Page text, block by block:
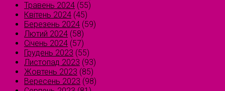
Травень 2024 (55)
Квітень 2024 (45)
Березень 2024 (59)
Лютий 2024 (58)
Січень 2024 (57)
Грудень 2023 (55)
Листопад 2023 (93)
Жовтень 2023 (85)
Вересень 2023 (98)